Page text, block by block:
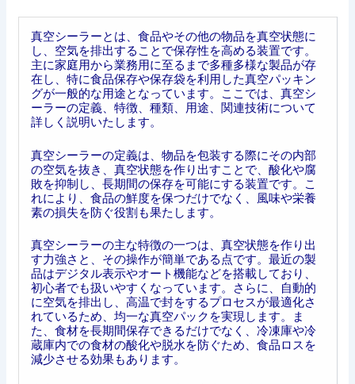
真空シーラーとは、食品やその他の物品を真空状態に
し、空気を排出することで保存性を高める装置です。
主に家庭用から業務用に至るまで多種多様な製品が存
在し、特に食品保存や保存袋を利用した真空パッキン
グが一般的な用途となっています。ここでは、真空シ
ーラーの定義、特徴、種類、用途、関連技術について
詳しく説明いたします。
真空シーラーの定義は、物品を包装する際にその内部
の空気を抜き、真空状態を作り出すことで、酸化や腐
敗を抑制し、長期間の保存を可能にする装置です。こ
れにより、食品の鮮度を保つだけでなく、風味や栄養
素の損失を防ぐ役割も果たします。
真空シーラーの主な特徴の一つは、真空状態を作り出
す力強さと、その操作が簡単である点です。最近の製
品はデジタル表示やオート機能などを搭載しており、
初心者でも扱いやすくなっています。さらに、自動的
に空気を排出し、高温で封をするプロセスが最適化さ
れているため、均一な真空パックを実現します。ま
た、食材を長期間保存できるだけでなく、冷凍庫や冷
蔵庫内での食材の酸化や脱水を防ぐため、食品ロスを
減少させる効果もあります。